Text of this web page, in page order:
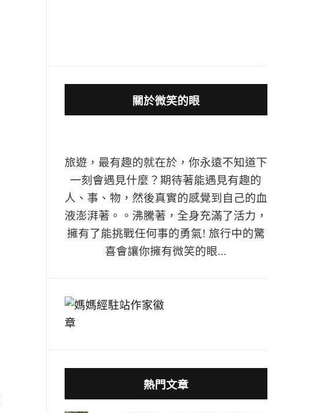
關於微笑的眼
旅遊，最有趣的就在於，你永遠不知道下
一刻會遇見什麼？期待著能遇見有趣的
人、事、物，然後真實的感覺到自己的血
液澎湃著。。沸騰著，全身充滿了活力，
擁有了能挑戰任何事的勇氣! 旅行中的驚
喜會讓你擁有微笑的眼...
熱門文章